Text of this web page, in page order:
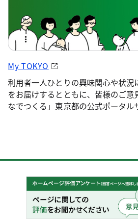
My TOKYO
利用者一人ひとりの興味関心や状況
をお届けするとともに、皆様のご意
なでつくる」東京都の公式ポータル